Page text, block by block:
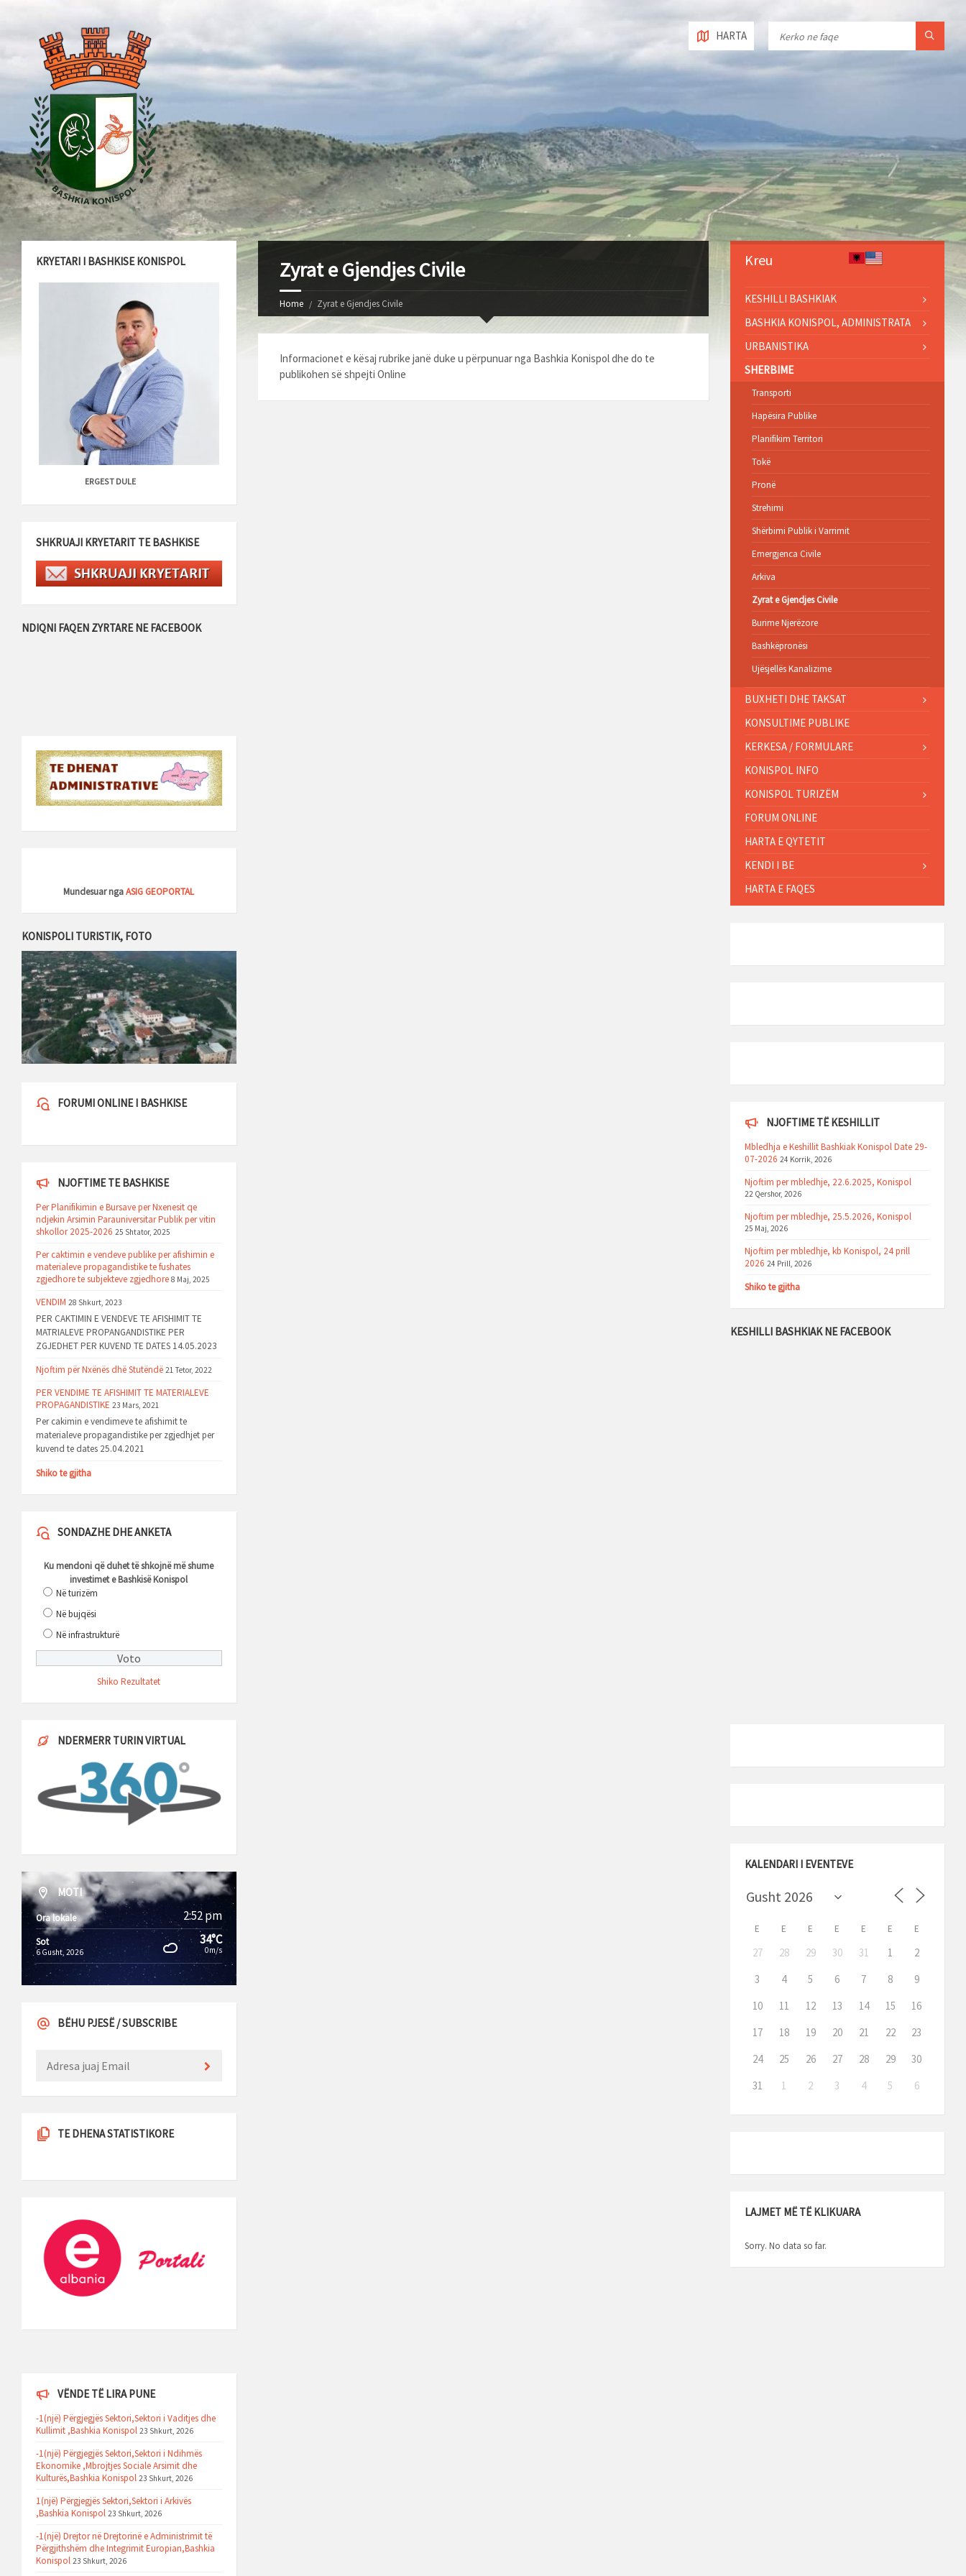
HARTA
Zyrat e Gjendjes Civile
Home Zyrat e Gjendjes Civile
Informacionet e kësaj rubrike janë duke u përpunuar nga Bashkia Konispol dhe do te
publikohen së shpejti Online
KRYETARI I BASHKISE KONISPOL
ERGEST DULE
SHKRUAJI KRYETARIT TE BASHKISE
NDIQNI FAQEN ZYRTARE NE FACEBOOK
Mundesuar ngaASIG GEOPORTAL
KONISPOLI TURISTIK, FOTO
FORUMI ONLINE I BASHKISE
NJOFTIME TE BASHKISE
Per Planifikimin e Bursave per Nxenesit qe
ndjekin Arsimin Parauniversitar Publik per vitin
shkollor 2025-2026 25 Shtator, 2025
Per caktimin e vendeve publike per afishimin e
materialeve propagandistike te fushates
zgjedhore te subjekteve zgjedhore 8 Maj, 2025
VENDIM 28 Shkurt, 2023
PER CAKTIMIN E VENDEVE TE AFISHIMIT TE
MATRIALEVE PROPANGANDISTIKE PER
ZGJEDHET PER KUVEND TE DATES 14.05.2023
Njoftim për Nxënës dhë Stutëndë 21 Tetor, 2022
PER VENDIME TE AFISHIMIT TE MATERIALEVE
PROPAGANDISTIKE 23 Mars, 2021
Per cakimin e vendimeve te afishimit te
materialeve propagandistike per zgjedhjet per
kuvend te dates 25.04.2021
Shiko te gjitha
SONDAZHE DHE ANKETA
Ku mendoni që duhet të shkojnë më shume
investimet e Bashkisë Konispol
Në turizëm
Në bujqësi
Në infrastrukturë
Shiko Rezultatet
NDERMERR TURIN VIRTUAL
MOTI
Ora lokale 2:52 pm
Sot
6 Gusht, 2026
34°C
0m/s
BËHU PJESË / SUBSCRIBE
TE DHENA STATISTIKORE
VËNDE TË LIRA PUNE
-1(një) Përgjegjës Sektori,Sektori i Vaditjes dhe
Kullimit ,Bashkia Konispol 23 Shkurt, 2026
-1(një) Përgjegjës Sektori,Sektori i Ndihmës
Ekonomike ,Mbrojtjes Sociale Arsimit dhe
Kulturës,Bashkia Konispol 23 Shkurt, 2026
1(një) Përgjegjës Sektori,Sektori i Arkivës
,Bashkia Konispol 23 Shkurt, 2026
-1(një) Drejtor në Drejtorinë e Administrimit të
Përgjithshëm dhe Integrimit Europian,Bashkia
Konispol 23 Shkurt, 2026
Kreu
KESHILLI BASHKIAK
BASHKIA KONISPOL, ADMINISTRATA
URBANISTIKA
SHERBIME
Transporti
Hapësira Publike
Planifikim Territori
Tokë
Pronë
Strehimi
Shërbimi Publik i Varrimit
Emergjenca Civile
Arkiva
Zyrat e Gjendjes Civile
Burime Njerëzore
Bashkëpronësi
Ujësjellës Kanalizime
BUXHETI DHE TAKSAT
KONSULTIME PUBLIKE
KERKESA / FORMULARE
KONISPOL INFO
KONISPOL TURIZËM
FORUM ONLINE
HARTA E QYTETIT
KENDI I BE
HARTA E FAQES
NJOFTIME TË KESHILLIT
Mbledhja e Keshillit Bashkiak Konispol Date 29-
07-2026 24 Korrik, 2026
Njoftim per mbledhje, 22.6.2025, Konispol
22 Qershor, 2026
Njoftim per mbledhje, 25.5.2026, Konispol
25 Maj, 2026
Njoftim per mbledhje, kb Konispol, 24 prill
2026 24 Prill, 2026
Shiko te gjitha
KESHILLI BASHKIAK NE FACEBOOK
KALENDARI I EVENTEVE
E E E E E E E
27 28 29 30 31 1
2
3
4 5 6 7 8
9
10
11 12 13 14 15
16
17
18 19 20 21 22
23
24
25 26 27 28 29
30
31
1 2 3 4 5 6
LAJMET MË TË KLIKUARA
Sorry. No data so far.